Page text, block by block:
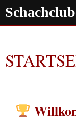
Zum
Inhalt
Suchen